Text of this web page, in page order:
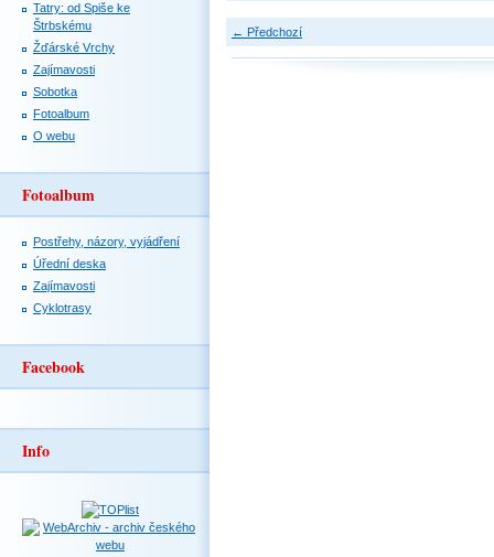
← Předchozí
Tatry: od Spiše ke
Štrbskému
Žďárské Vrchy
Zajímavosti
Sobotka
Fotoalbum
O webu
Fotoalbum
Postřehy, názory, vyjádření
Úřední deska
Zajímavosti
Cyklotrasy
Facebook
Info